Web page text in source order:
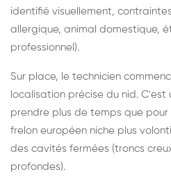
identifié visuellement,
allergique, animal domestique,
professionnel).
Sur place, le technicien
localisation précise du nid.
prendre plus de temps que
frelon européen niche plus
des cavités fermées (troncs
profondes).